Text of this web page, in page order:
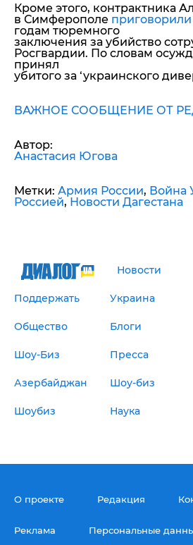
Кроме этого, контрактника
в Симферополе приговорили
годам тюремного
заключения за убийство
Росгвардии. По словам
принял
убитого за ‘украинского
ВАЖНОЕ СООБЩЕНИЕ ОТ
Автор:
Анастасия Югова
Метки: Армия России, Война
Россией, Новости Дагестана
Новости
Поддержать Украина
Общество Блоги
Шоу-Биз Пресса
Азербайджан Шоу-биз
Шоубиз Наука
О проекте Редакция
Реклама Персональные